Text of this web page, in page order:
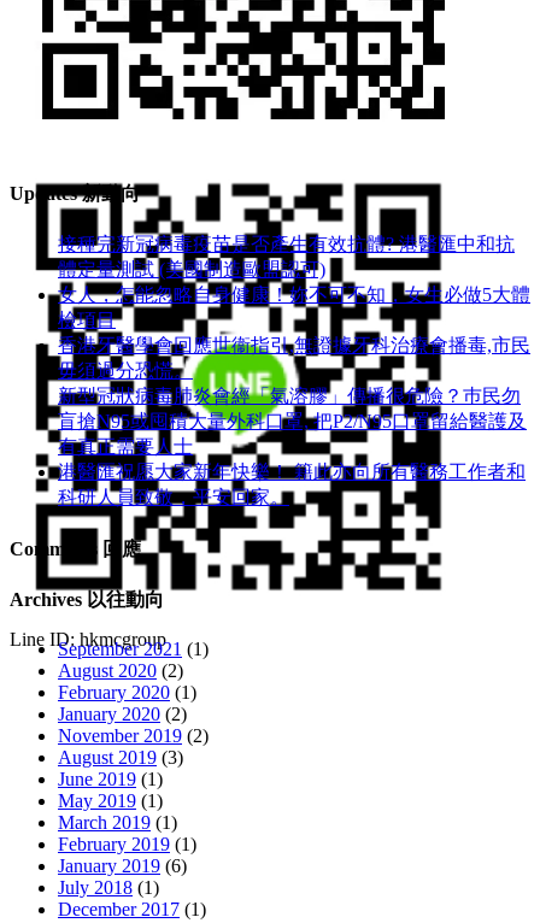
Line ID: hkmcgroup
Updates 新動向
接種完新冠病毒疫苗是否產生有效抗體? 港醫匯中和抗
體定量測試 (美國制造歐盟認可)
女人，怎能忽略自身健康！妳不可不知，女生必做5大體
檢項目
香港牙醫學會回應世衞指引,無證據牙科治療會播毒,市民
毋須過分恐慌。
新型冠狀病毒肺炎會經「氣溶膠」傳播很危險？巿民勿
盲搶N95或囤積大量外科口罩, 把P​2/N95口罩留給醫護及
有真正需要人士
港醫匯祝愿大家新年快樂！ 籍此亦向所有醫務工作者和
科研人員致敬，平安回家。
Comments 回應
Archives 以往動向
September 2021 (1)
August 2020 (2)
February 2020 (1)
January 2020 (2)
November 2019 (2)
August 2019 (3)
June 2019 (1)
May 2019 (1)
March 2019 (1)
February 2019 (1)
January 2019 (6)
July 2018 (1)
December 2017 (1)